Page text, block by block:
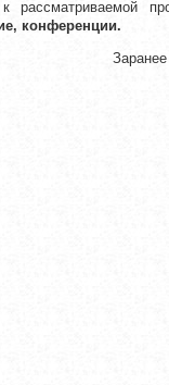
рассматриваемой
конференции.